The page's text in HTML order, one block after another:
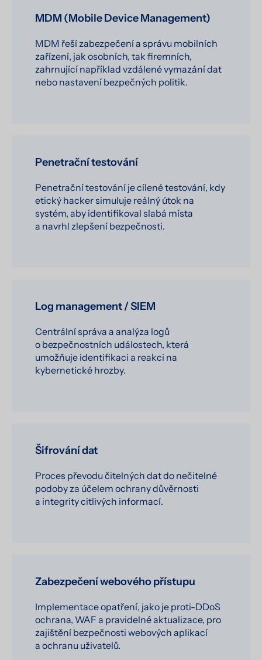
MDM (Mobile Device Management)
MDM řeší zabezpečení a správu mobilních
zařízení, jak osobních, tak firemních,
zahrnující například vzdálené vymazání dat
nebo nastavení bezpečných politik.
Penetrační testování
Penetrační testování je cílené testování, kdy
etický hacker simuluje reálný útok na
systém, aby identifikoval slabá místa
a navrhl zlepšení bezpečnosti.
Log management / SIEM
Centrální správa a analýza logů
o bezpečnostních událostech, která
umožňuje identifikaci a reakci na
kybernetické hrozby.
Šifrování dat
Proces převodu čitelných dat do nečitelné
podoby za účelem ochrany důvěrnosti
a integrity citlivých informací.
Zabezpečení webového přístupu
Implementace opatření, jako je proti-DDoS
ochrana, WAF a pravidelné aktualizace, pro
zajištění bezpečnosti webových aplikací
a ochranu uživatelů.